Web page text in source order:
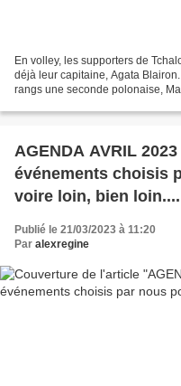
En volley, les supporters de
déjà leur capitaine, Agata
rangs une seconde polonaise,
AGENDA AVRIL
événements choisis
voire loin, bien loin....
Publié le 21/03/2023 à 11:20
Par alexregine